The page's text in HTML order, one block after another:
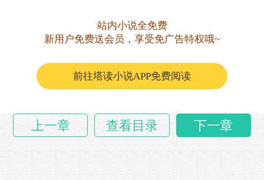
大家都有点不知说什么好。
场面一时很尴尬。
于兰英倒也不在乎，说……
站内小说全免费
新用户免费送会员，享受免广告特权哦~
前往塔读小说APP免费阅读
上一章 查看目录 下一章